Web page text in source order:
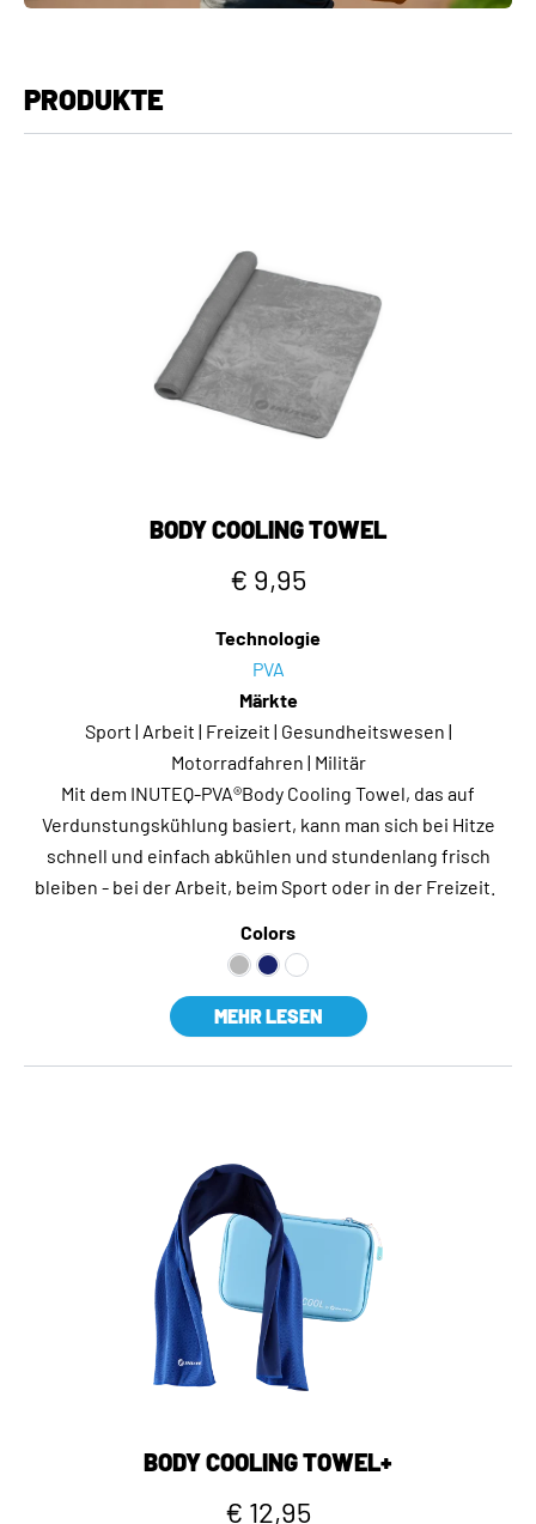
PRODUKTE
BODY COOLING TOWEL
€ 9,95
Technologie
PVA
Märkte
Sport | Arbeit | Freizeit | Gesundheitswesen |
Motorradfahren | Militär
Mit dem INUTEQ-PVA®Body Cooling Towel, das auf
Verdunstungskühlung basiert, kann man sich bei Hitze
schnell und einfach abkühlen und stundenlang frisch
bleiben - bei der Arbeit, beim Sport oder in der Freizeit.
Colors
MEHR LESEN
BODY COOLING TOWEL+
€ 12,95